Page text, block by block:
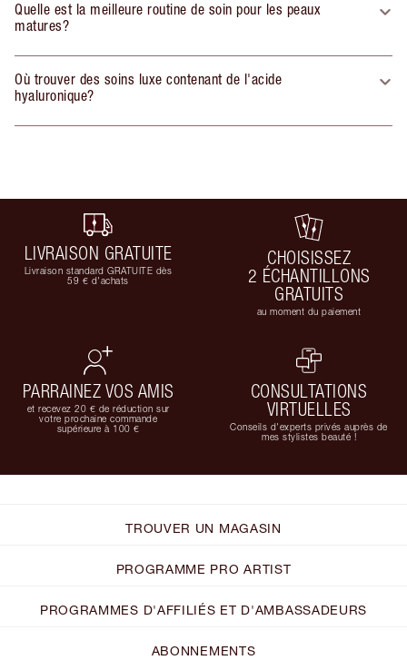
Quelle est la meilleure routine de soin pour les peaux
matures?
Où trouver des soins luxe contenant de l'acide
hyaluronique?
LIVRAISON GRATUITE
Livraison standard GRATUITE dès
59 € d'achats
CHOISISSEZ
2 ÉCHANTILLONS
GRATUITS
au moment du paiement
PARRAINEZ VOS AMIS
et recevez 20 € de réduction sur
votre prochaine commande
supérieure à 100 €
CONSULTATIONS
VIRTUELLES
Conseils d'experts privés auprès de
mes stylistes beauté !
TROUVER UN MAGASIN
PROGRAMME PRO ARTIST
PROGRAMMES D'AFFILIÉS ET D'AMBASSADEURS
ABONNEMENTS